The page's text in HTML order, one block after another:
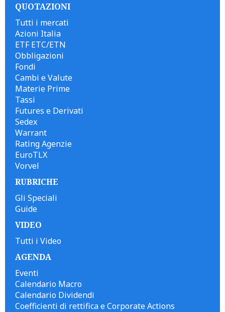
QUOTAZIONI
Tutti i mercati
Azioni Italia
ETF ETC/ETN
Obbligazioni
Fondi
Cambi e Valute
Materie Prime
Tassi
Futures e Derivati
Sedex
Warrant
Rating Agenzie
EuroTLX
Vorvel
RUBRICHE
Gli Speciali
Guide
VIDEO
Tutti i Video
AGENDA
Eventi
Calendario Macro
Calendario Dividendi
Coefficienti di rettifica e Corporate Actions